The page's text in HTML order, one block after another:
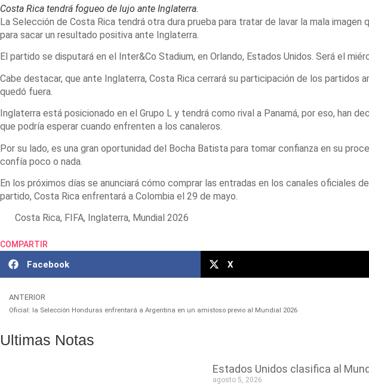
Costa Rica tendrá fogueo de lujo ante Inglaterra.
La Selección de Costa Rica tendrá otra dura prueba para tratar de lavar la mala
para sacar un resultado positiva ante Inglaterra.
El partido se disputará en el Inter&Co Stadium, en Orlando, Estados Unidos. Será el
Cabe destacar, que ante Inglaterra, Costa Rica cerrará su participación de los
quedó fuera.
Inglaterra está posicionado en el Grupo L y tendrá como rival a Panamá, por eso, han
que podría esperar cuando enfrenten a los canaleros.
Por su lado, es una gran oportunidad del Bocha Batista para tomar confianza en su
confía poco o nada.
En los próximos días se anunciará cómo comprar las entradas en los canales
partido, Costa Rica enfrentará a Colombia el 29 de mayo.
Costa Rica, FIFA, Inglaterra, Mundial 2026
COMPARTIR
Facebook X
ANTERIOR
Oficial: la Selección Honduras enfrentará a Argentina en un amistoso previo al Mundial 2026
Ultimas Notas
Estados Unidos clasifica al
agosto 5, 2026